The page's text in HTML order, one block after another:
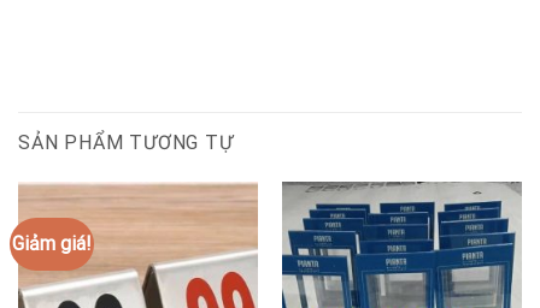
SẢN PHẨM TƯƠNG TỰ
Giảm giá!